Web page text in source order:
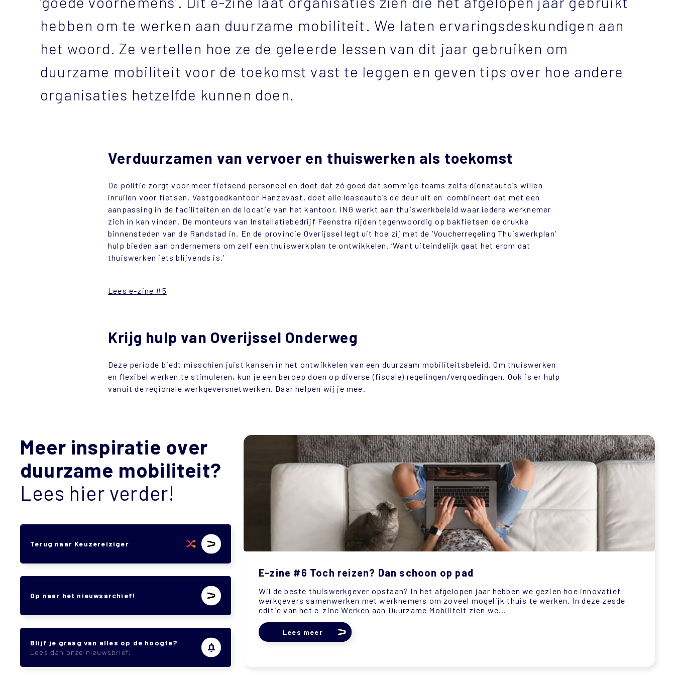
hebben om te werken aan duurzame mobiliteit. We laten ervaringsdeskundigen aan
het woord. Ze vertellen hoe ze de geleerde lessen van dit jaar gebruiken om
duurzame mobiliteit voor de toekomst vast te leggen en geven tips over hoe andere
organisaties hetzelfde kunnen doen.
Verduurzamen van vervoer en thuiswerken als toekomst
De politie zorgt voor meer fietsend personeel en doet dat zó goed dat sommige teams zelfs dienstauto’s willen
inruilen voor fietsen. Vastgoedkantoor Hanzevast, doet alle leaseauto’s de deur uit en combineert dat met een
aanpassing in de faciliteiten en de locatie van het kantoor. ING werkt aan thuiswerkbeleid waar iedere werknemer
zich in kan vinden. De monteurs van Installatiebedrijf Feenstra rijden tegenwoordig op bakfietsen de drukke
binnensteden van de Randstad in. En de provincie Overijssel legt uit hoe zij met de ‘Voucherregeling Thuiswerkplan’
hulp bieden aan ondernemers om zelf een thuiswerkplan te ontwikkelen. ‘Want uiteindelijk gaat het erom dat
thuiswerken iets blijvends is.’
Lees e-zine #5
Krijg hulp van Overijssel Onderweg
Deze periode biedt misschien juist kansen in het ontwikkelen van een duurzaam mobiliteitsbeleid. Om thuiswerken
en flexibel werken te stimuleren, kun je een beroep doen op diverse (fiscale) regelingen/vergoedingen. Ook is er hulp
vanuit de regionale werkgeversnetwerken. Daar helpen wij je mee.
Meer inspiratie over
duurzame mobiliteit?
Lees hier verder!
Terug naar Keuzereiziger
Op naar het nieuwsarchief!
Blijf je graag van alles op de hoogte?
Lees dan onze nieuwsbrief!
E-zine #6 Toch reizen? Dan schoon op pad
Wil de beste thuiswerkgever opstaan? In het afgelopen jaar hebben we gezien hoe innovatief
werkgevers samenwerken met werknemers om zoveel mogelijk thuis te werken. In deze zesde
editie van het e-zine Werken aan Duurzame Mobiliteit zien we...
Lees meer